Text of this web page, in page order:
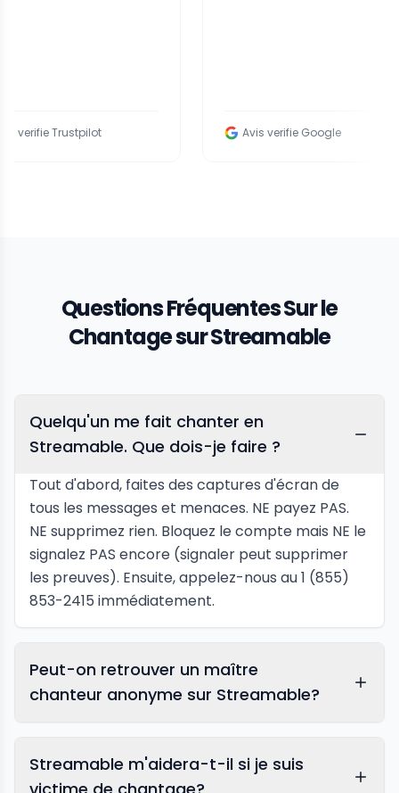
Trustpilot Avis verifie Google
Questions Fréquentes Sur le
Chantage sur Streamable
Quelqu'un me fait chanter en
Streamable. Que dois-je faire ?
Tout d'abord, faites des captures d'écran de
tous les messages et menaces. NE payez PAS.
NE supprimez rien. Bloquez le compte mais NE le
signalez PAS encore (signaler peut supprimer
les preuves). Ensuite, appelez-nous au 1 (855)
853-2415 immédiatement.
Peut-on retrouver un maître
chanteur anonyme sur Streamable?
Streamable m'aidera-t-il si je suis